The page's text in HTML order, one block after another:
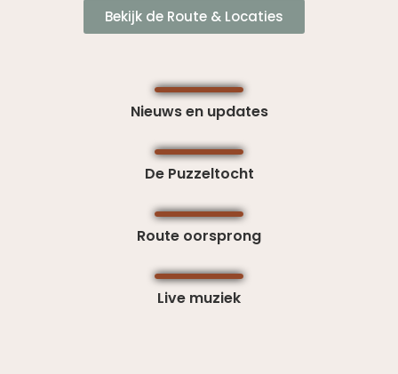
Bekijk de Route & Locaties
Nieuws en updates
De Puzzeltocht
Route oorsprong
Live muziek